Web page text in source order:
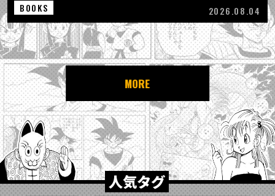
BOOKS
2026.08.04
MORE
人気タグ